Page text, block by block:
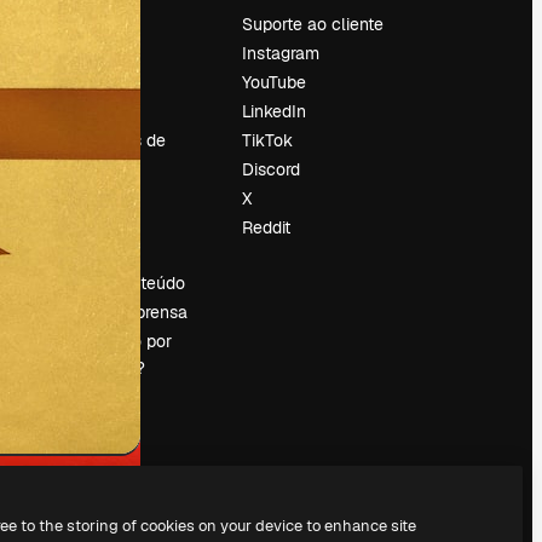
Preços
Sobre nós
Reviews
Tendências de
pesquisa
Blog
Vender conteúdo
Sala de imprensa
Procurando por
magnific.ai?
Suporte ao cliente
Instagram
YouTube
LinkedIn
TikTok
Discord
X
Reddit
to the storing of cookies on your device to enhance site